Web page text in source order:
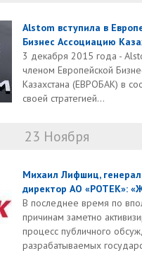
Alstom вступила в
Бизнес Ассоциацию
3 декабря 2015 года -
членом Европейской
Казахстана (ЕВРОБАК) в
своей стратегией...
23 Ноября
Михаил Лифшиц,
директор АО «РОТЕК»:
В последнее время по
причинам заметно
процесс публичного
разрабатываемых